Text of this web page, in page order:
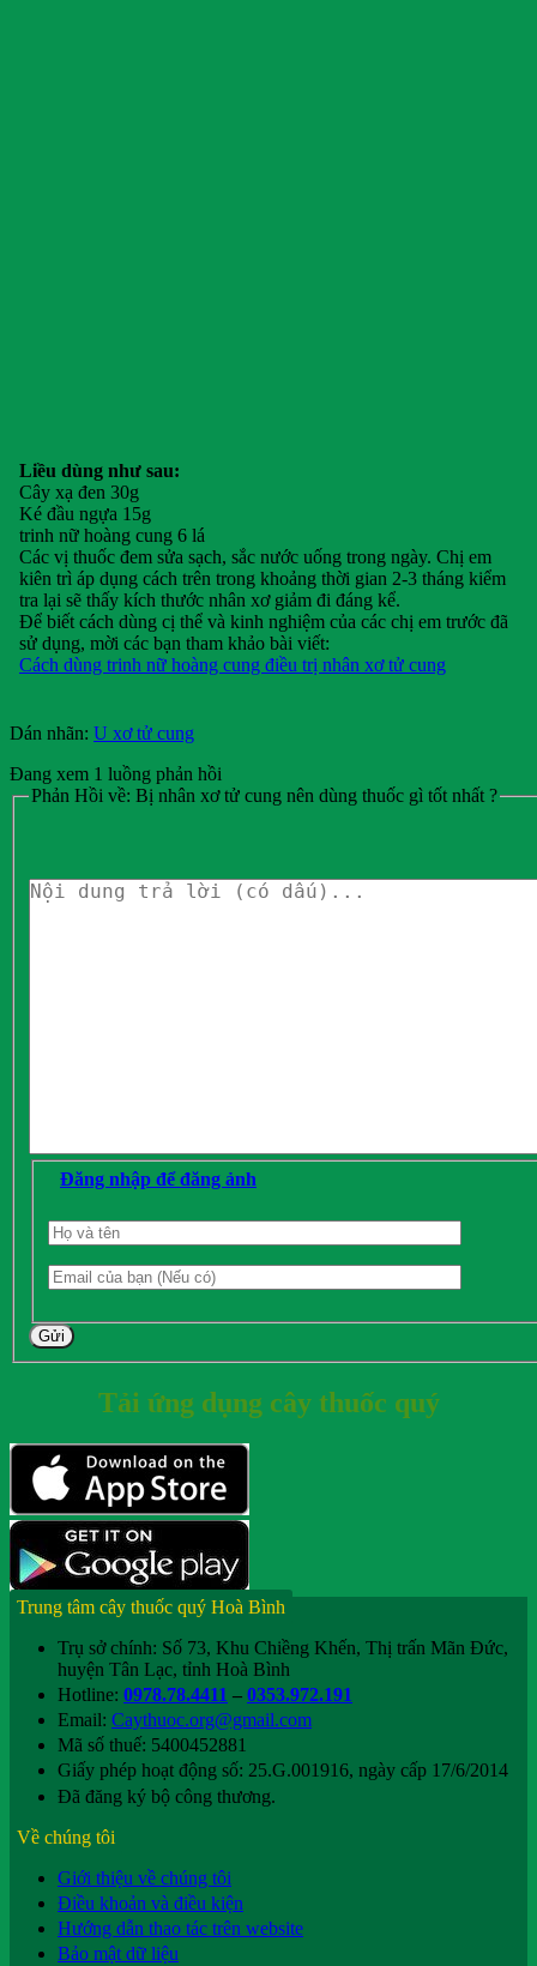
Liều dùng như sau:
Cây xạ đen 30g
Ké đầu ngựa 15g
trinh nữ hoàng cung 6 lá
Các vị thuốc đem sửa sạch, sắc nước uống trong ngày. Chị em
kiên trì áp dụng cách trên trong khoảng thời gian 2-3 tháng kiểm
tra lại sẽ thấy kích thước nhân xơ giảm đi đáng kể.
Để biết cách dùng cị thể và kinh nghiệm của các chị em trước đã
sử dụng, mời các bạn tham khảo bài viết:
Cách dùng trinh nữ hoàng cung điều trị nhân xơ tử cung
Dán nhãn: U xơ tử cung
Đang xem 1 luồng phản hồi
Phản Hồi về: Bị nhân xơ tử cung nên dùng thuốc gì tốt nhất ?
Đăng nhập để đăng ảnh
Gửi
Tải ứng dụng cây thuốc quý
Trung tâm cây thuốc quý Hoà Bình
Trụ sở chính: Số 73, Khu Chiềng Khến, Thị trấn Mãn Đức,
huyện Tân Lạc, tỉnh Hoà Bình
Hotline: 0978.78.4411 – 0353.972.191
Email: Caythuoc.org@gmail.com
Mã số thuế: 5400452881
Giấy phép hoạt động số: 25.G.001916, ngày cấp 17/6/2014
Đã đăng ký bộ công thương.
Về chúng tôi
Giới thiệu về chúng tôi
Điều khoản và điều kiện
Hướng dẫn thao tác trên website
Bảo mật dữ liệu